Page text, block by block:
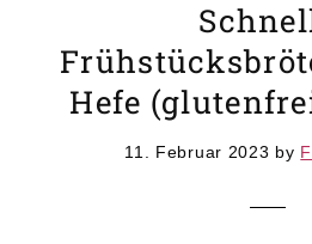
Hefe
11. Februar 2023 by